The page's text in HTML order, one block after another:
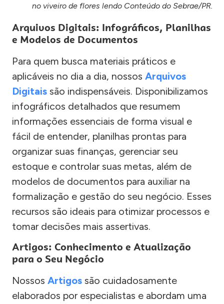
no viveiro de flores lendo Conteúdo do Sebrae/PR.
Arquivos Digitais: Infográficos, Planilhas
e Modelos de Documentos
Para quem busca materiais práticos e
aplicáveis no dia a dia, nossos Arquivos
Digitais são indispensáveis. Disponibilizamos
infográficos detalhados que resumem
informações essenciais de forma visual e
fácil de entender, planilhas prontas para
organizar suas finanças, gerenciar seu
estoque e controlar suas metas, além de
modelos de documentos para auxiliar na
formalização e gestão do seu negócio. Esses
recursos são ideais para otimizar processos e
tomar decisões mais assertivas.
Artigos: Conhecimento e Atualização
para o Seu Negócio
Nossos Artigos são cuidadosamente
elaborados por especialistas e abordam uma